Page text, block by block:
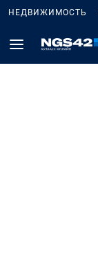
НЕДВИЖИМОСТЬ